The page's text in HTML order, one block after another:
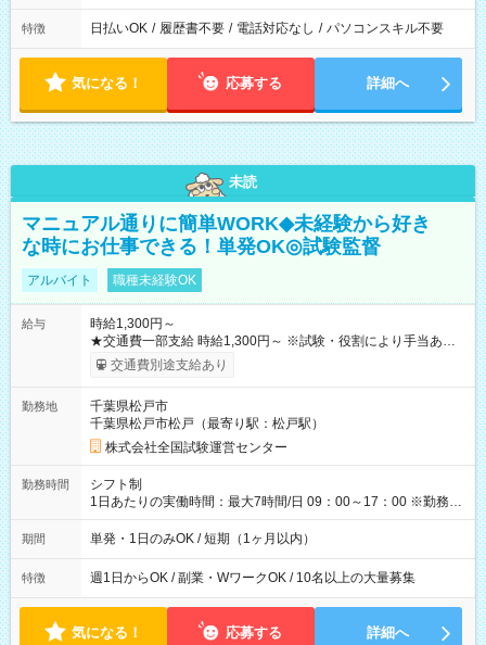
特徴 日払いOK / 履歴書不要 / 電話対応なし / パソコンスキル不要
気になる！ 応募する 詳細へ
未読
マニュアル通りに簡単WORK◆未経験から好き
な時にお仕事できる！単発OK◎試験監督
アルバイト 職種未経験OK
給与
時給1,300円～
★交通費一部支給 時給1,300円～ ※試験・役割により手当あり
※勤務回数により昇給あり 【即給（前払い）オプションあ
り！】 希望される場合、勤務から1週間ほどで給与の一部を受け
例】 ・河合塾模擬試験 8:30～17:30（休憩1時間） 時給1,300円
×8時間＝日収10,400円＋交通費 ※当日の役割により時給＋100
円の場合あり ・国家試験 7:00～13:30（休憩なし） 時給1,300
円（役割手当＋100円）×6時間＝日収8,400円＋交通費 【試用期
間】試用期間なし
交通費別途支給あり
勤務地
千葉県松戸市
千葉県松戸市松戸（最寄り駅：松戸駅）
株式会社全国試験運営センター
勤務時間
シフト制
1日あたりの実働時間：最大7時間/日 09：00～17：00 ※勤務時
間は 試験により異なります。
期間 単発・1日のみOK / 短期（1ヶ月以内）
特徴 週1日からOK / 副業・WワークOK / 10名以上の大量募集
気になる！ 応募する 詳細へ